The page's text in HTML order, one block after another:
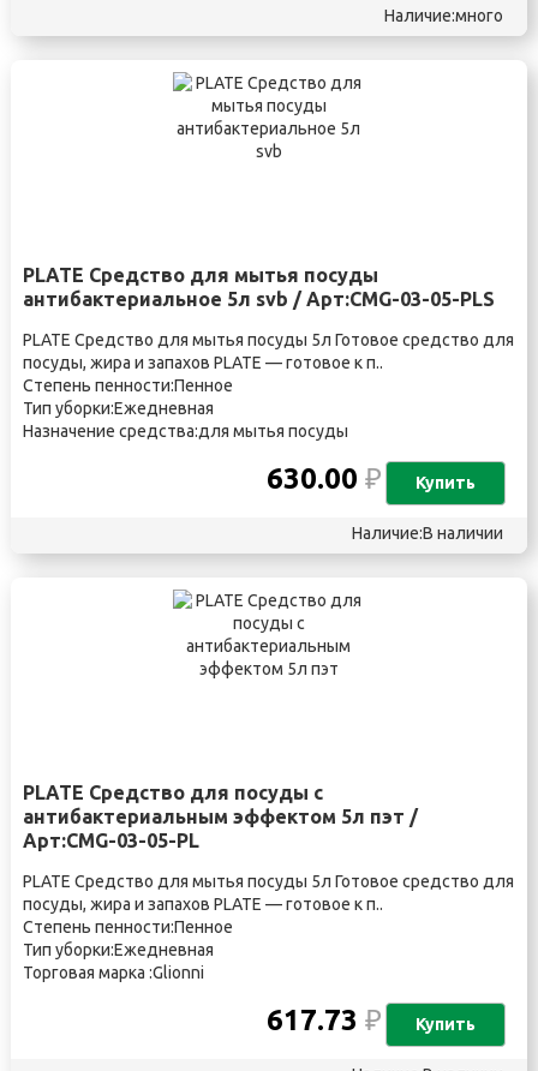
Наличие:много
PLATE Средство для мытья посуды
антибактериальное 5л svb / Арт:CMG-03-05-PLS
PLATE Средство для мытья посуды 5л Готовое средство для
посуды, жира и запахов PLATE — готовое к п..
Степень пенности:Пенное
Тип уборки:Ежедневная
Назначение средства:для мытья посуды
630.00₽ Купить
Наличие:В наличии
PLATE Средство для посуды с
антибактериальным эффектом 5л пэт /
Арт:CMG-03-05-PL
PLATE Средство для мытья посуды 5л Готовое средство для
посуды, жира и запахов PLATE — готовое к п..
Степень пенности:Пенное
Тип уборки:Ежедневная
Торговая марка :Glionni
617.73₽ Купить